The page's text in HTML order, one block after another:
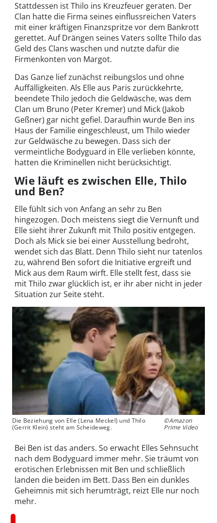
Stattdessen ist Thilo ins Kreuzfeuer geraten. Der
Clan hatte die Firma seines einflussreichen Vaters
mit einer kräftigen Finanzspritze vor dem Bankrott
gerettet. Auf Drängen seines Vaters sollte Thilo das
Geld des Clans waschen und nutzte dafür die
Firmenkonten von Margot.
Das Ganze lief zunächst reibungslos und ohne
Auffälligkeiten. Als Elle aus Paris zurückkehrte,
beendete Thilo jedoch die Geldwäsche, was dem
Clan um Bruno (Peter Kremer) und Mick (Jakob
Geßner) gar nicht gefiel. Daraufhin wurde Ben ins
Haus der Familie eingeschleust, um Thilo wieder
zur Geldwäsche zu bewegen. Dass sich der
vermeintliche Bodyguard in Elle verlieben könnte,
hatten die Kriminellen nicht berücksichtigt.
Wie läuft es zwischen Elle, Thilo
und Ben?
Elle fühlt sich von Anfang an sehr zu Ben
hingezogen. Doch meistens siegt die Vernunft und
Elle sieht ihrer Zukunft mit Thilo positiv entgegen.
Doch als Mick sie bei einer Ausstellung bedroht,
wendet sich das Blatt. Denn Thilo sieht nur tatenlos
zu, während Ben sofort die Initiative ergreift und
Mick aus dem Raum wirft. Elle stellt fest, dass sie
mit Thilo zwar glücklich ist, er ihr aber nicht in jeder
Situation zur Seite steht.
Die Beziehung von Elle (Lena Meckel) und Thilo
(Gerrit Klein) steht am Scheideweg.
©Amazon
Prime Video
Bei Ben ist das anders. So erwacht Elles Sehnsucht
nach dem Bodyguard immer mehr. Sie träumt von
erotischen Erlebnissen mit Ben und schließlich
landen die beiden im Bett. Dass Ben ein dunkles
Geheimnis mit sich herumträgt, reizt Elle nur noch
mehr.